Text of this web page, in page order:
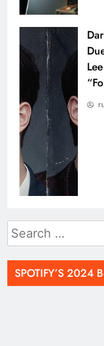
Search
for:
SPOTIFY’S 2024